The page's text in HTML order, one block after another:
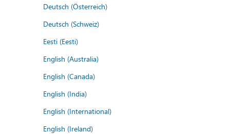
Deutsch (Österreich)
Deutsch (Schweiz)
Eesti (Eesti)
English (Australia)
English (Canada)
English (India)
English (International)
English (Ireland)